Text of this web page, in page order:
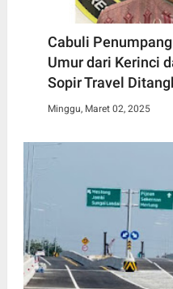
Cabuli
Umur dari Kerinci
Sopir Travel
Minggu, Maret 02, 2025